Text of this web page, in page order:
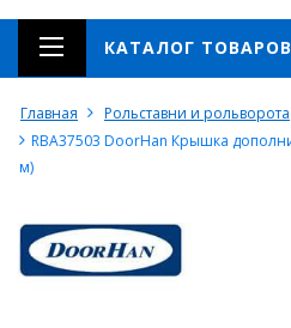
КАТАЛОГ ТОВАРОВ
Главная Рольставни и рольворота
RBA37503 DoorHan Крышка
м)